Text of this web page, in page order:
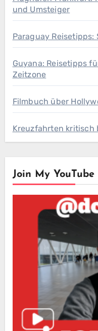
und Umsteiger
Paraguay
Guyana: Reisetipps
Zeitzone
Filmbuch über
Kreuzfahrten kritisch
Join My YouTube